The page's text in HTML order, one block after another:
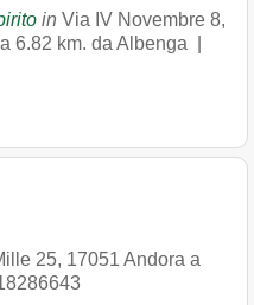
in Via IV Novembre 8,
a 6.82 km. da Albenga |
25, 17051 Andora a